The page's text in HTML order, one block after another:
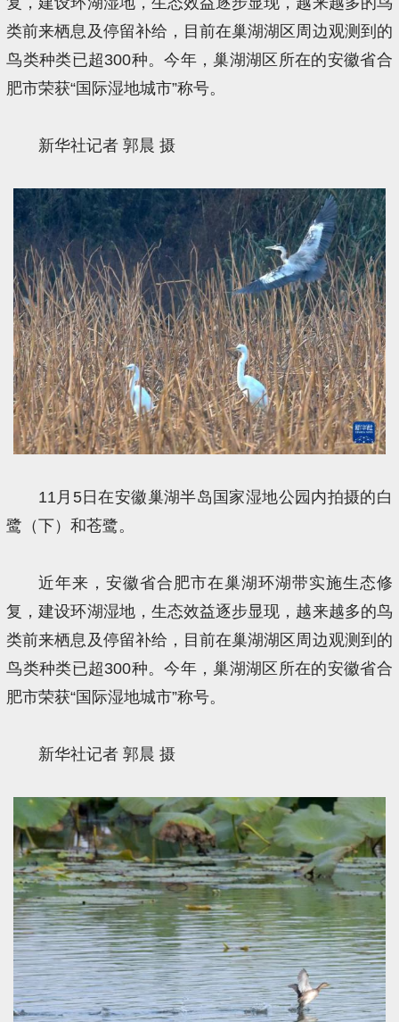
类前来栖息及停留补给，目前在巢湖湖区周边观测到的
鸟类种类已超300种。今年，巢湖湖区所在的安徽省合
肥市荣获“国际湿地城市”称号。
新华社记者 郭晨 摄
11月5日在安徽巢湖半岛国家湿地公园内拍摄的白
鹭（下）和苍鹭。
近年来，安徽省合肥市在巢湖环湖带实施生态修
复，建设环湖湿地，生态效益逐步显现，越来越多的鸟
类前来栖息及停留补给，目前在巢湖湖区周边观测到的
鸟类种类已超300种。今年，巢湖湖区所在的安徽省合
肥市荣获“国际湿地城市”称号。
新华社记者 郭晨 摄